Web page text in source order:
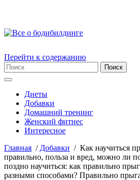
Перейти к содержанию
Диеты
Добавки
Домашний тренинг
Женский фитнес
Интересное
Главная / Добавки / Как научиться
правильно, польза и вред, можно ли
поздно научиться: как правильно
разными способами? Правильно